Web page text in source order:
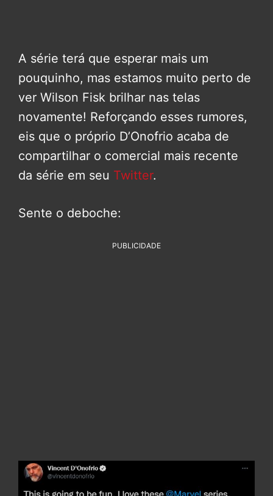
A série terá que esperar mais um
pouquinho, mas estamos muito perto de
ver Wilson Fisk brilhar nas telas
novamente! Reforçando esses rumores,
eis que o próprio D’Onofrio acaba de
compartilhar o comercial mais recente
da série em seu Twitter.
Sente o deboche:
PUBLICIDADE